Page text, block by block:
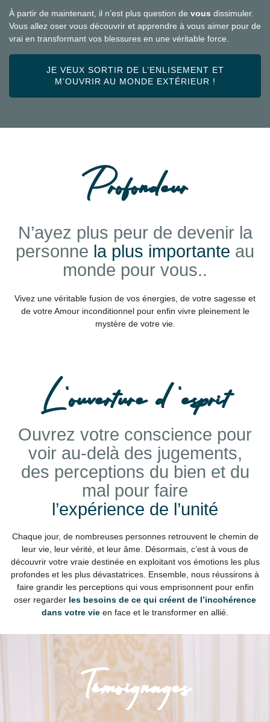
À partir de maintenant, il n’est plus question de vous dissimuler.
Vous allez oser vous découvrir et apprendre à vous aimer pour de
vrai en transformant vos blessures en une véritable force.
JE VEUX SORTIR DE L’ENLISEMENT ET
M’OUVRIR AU MONDE EXTÉRIEUR !
Profondeur
N’ayez plus peur de devenir la
personne la plus importante au
monde pour vous..
Vivez une véritable fusion de vos énergies, de votre sagesse et
de votre Amour inconditionnel pour enfin vivre pleinement le
mystère de votre vie.
L 'ouverture d 'esprit
Ouvrez votre conscience pour
voir au-delà des jugements,
des perceptions du bien et du
mal pour faire
l’expérience de l’unité
Chaque jour, de nombreuses personnes retrouvent le chemin de
leur vie, leur vérité, et leur âme. Désormais, c’est à vous de
découvrir votre vraie destinée en exploitant vos émotions les plus
profondes et les plus dévastatrices. Ensemble, nous réussirons à
faire grandir les perceptions qui vous emprisonnent pour enfin
oser regarder les besoins de ce qui créent de l’incohérence
dans votre vie en face et le transformer en allié.
Témoignages